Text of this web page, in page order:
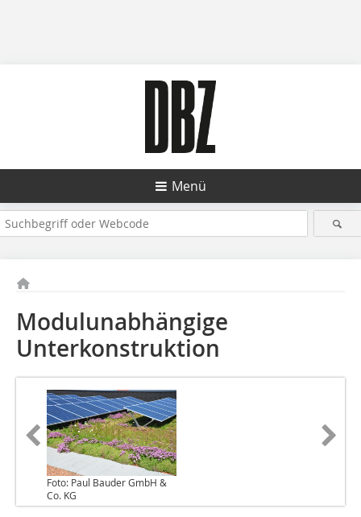
Menü
Modulunabhängige
Unterkonstruktion
Foto: Paul Bauder GmbH &
Co. KG